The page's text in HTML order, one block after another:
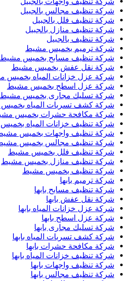
شركة تنظيف مجالس بالجبيل
شركة تنظيف فلل بالجبيل
شركة تنظيف منازل بالجبيل
شركة تنظيف بالجبيل
شركة ترميم بخميس مشيط
شركة تنظيف مسابح بخميس مشيط
شركة نقل عفش بخميس مشيط
شركة عزل خزانات المياه بخميس
شركة عزل اسطح بخميس مشيط
شركة تسليك مجارى بخميس مشيط
شركة كشف تسربات المياه
شركة مكافحة حشرات بخميس
شركة تنظيف خزانات المياه
شركة تنظيف واجهات بخميس
شركة تنظيف مجالس بخميس
شركة تنظيف فلل بخميس مشيط
شركة تنظيف منازل بخميس مشيط
شركة تنظيف بخميس مشيط
شركة ترميم بابها
شركة تنظيف مسابح بابها
شركة نقل عفش بابها
شركة عزل خزانات المياه بابها
شركة عزل اسطح بابها
شركة تسليك مجارى بابها
شركة كشف تسربات المياه بابها
شركة مكافحة حشرات بابها
شركة تنظيف خزانات المياه بابها
شركة تنظيف واجهات بابها
شركة تنظيف مجالس بابها